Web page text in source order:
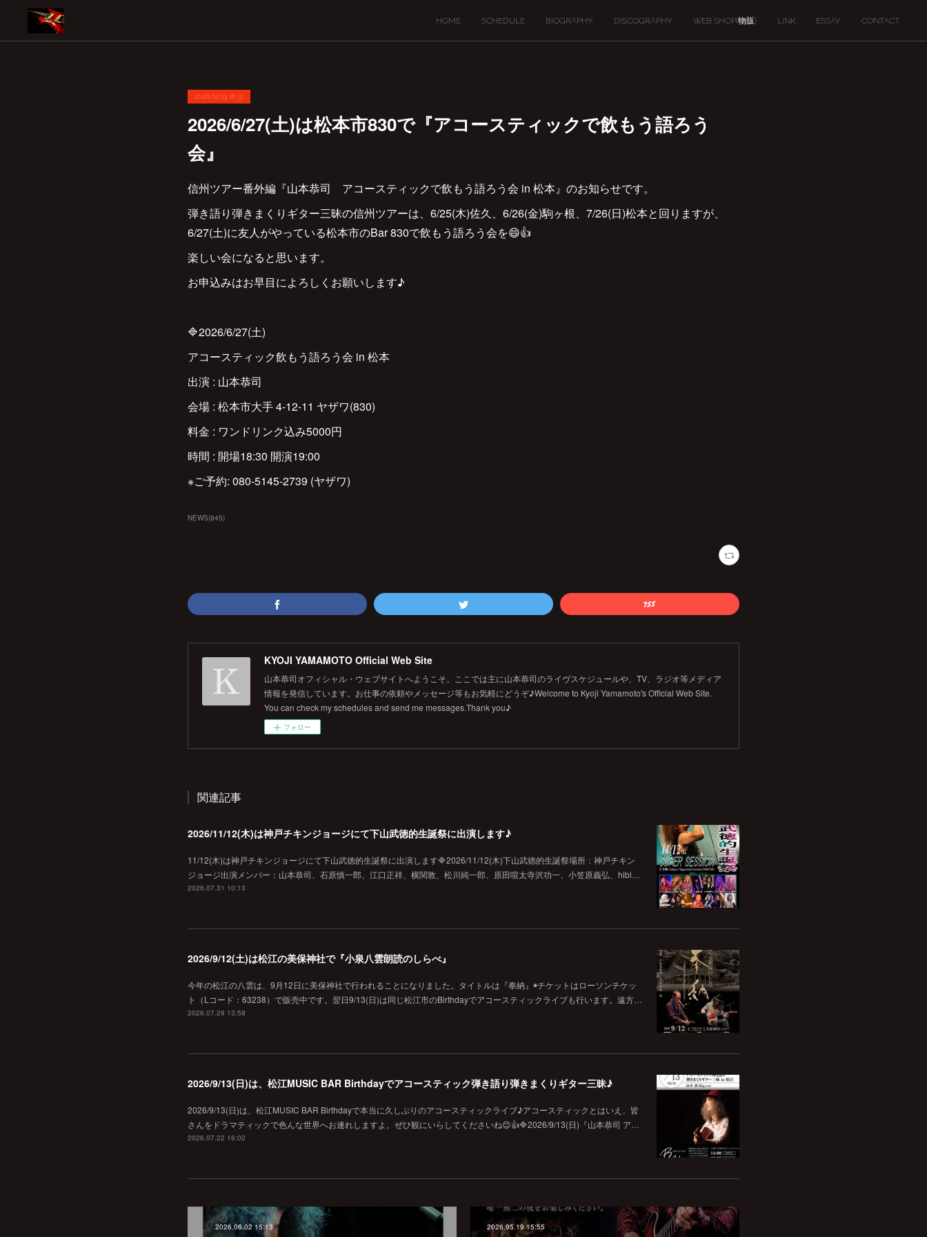
HOME SCHEDULE BIOGRAPHY DISCOGRAPHY WEB SHOP(物販) LINK ESSAY CONTACT
2026.05.19 16:31
2026/6/27(土)は松本市830で『アコースティックで飲もう語ろう
会』
信州ツアー番外編『山本恭司 アコースティックで飲もう語ろう会 in 松本』のお知らせです。
弾き語り弾きまくりギター三昧の信州ツアーは、6/25(木)佐久、6/26(金)駒ヶ根、7/26(日)松本と回りますが、
6/27(土)に友人がやっている松本市のBar 830で飲もう語ろう会を😄👍
楽しい会になると思います。
お申込みはお早目によろしくお願いします♪
🔷2026/6/27(土)
アコースティック飲もう語ろう会 in 松本
出演 : 山本恭司
会場 : 松本市大手 4-12-11 ヤザワ(830)
料金 : ワンドリンク込み5000円
時間 : 開場18:30 開演19:00
※ご予約: 080-5145-2739 (ヤザワ)
NEWS(845)
KYOJI YAMAMOTO Official Web Site
山本恭司オフィシャル・ウェブサイトへようこそ。ここでは主に山本恭司のライヴスケジュールや、TV、ラジオ等メディア
情報を発信しています。お仕事の依頼やメッセージ等もお気軽にどうぞ♪Welcome to Kyoji Yamamoto's Official Web Site.
You can check my schedules and send me messages.Thank you♪
フォロー
関連記事
2026/11/12(木)は神戸チキンジョージにて下山武徳的生誕祭に出演します♪
11/12(木)は神戸チキンジョージにて下山武徳的生誕祭に出演します🔷2026/11/12(木)下山武徳的生誕祭場所：神戸チキン
ジョージ出演メンバー：山本恭司、石原慎一郎、江口正祥、横関敦、松川純一郎、原田喧太寺沢功一、小笠原義弘、hibi…
2026.07.31 10:13
2026/9/12(土)は松江の美保神社で『小泉八雲朗読のしらべ』
今年の松江の八雲は、9月12日に美保神社で行われることになりました。タイトルは『奉納』◉チケットはローソンチケッ
ト（Lコード：63238）で販売中です。翌日9/13(日)は同じ松江市のBirthdayでアコースティックライブも行います。遠方…
2026.07.29 13:58
2026/9/13(日)は、松江MUSIC BAR Birthdayでアコースティック弾き語り弾きまくりギター三昧♪
2026/9/13(日)は、松江MUSIC BAR Birthdayで本当に久しぶりのアコースティックライブ♪アコースティックとはいえ、皆
さんをドラマティックで色んな世界へお連れしますよ。ぜひ観にいらしてくださいね😊👍🔷2026/9/13(日)『山本恭司 ア…
2026.07.22 16:02
2026.06.02 15:13 2026.05.19 15:55